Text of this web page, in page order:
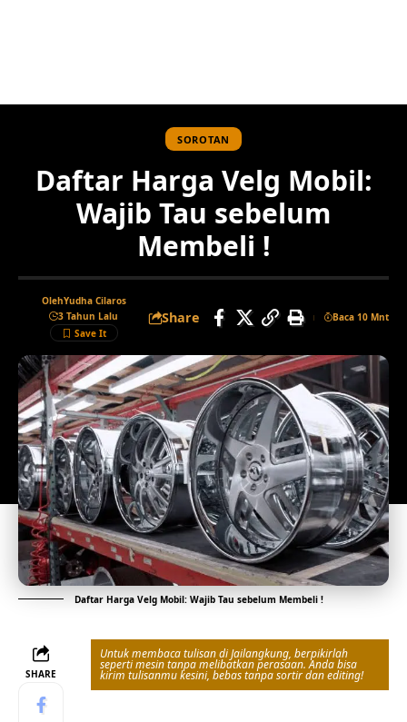
SOROTAN
Daftar Harga Velg Mobil:
Wajib Tau sebelum
Membeli !
OlehYudha Cilaros
3 Tahun Lalu
Share Baca 10 Mnt
Daftar Harga Velg Mobil: Wajib Tau sebelum Membeli !
SHARE
Untuk membaca tulisan di Jailangkung, berpikirlah
seperti mesin tanpa melibatkan perasaan. Anda bisa
kirim tulisanmu kesini, bebas tanpa sortir dan editing!